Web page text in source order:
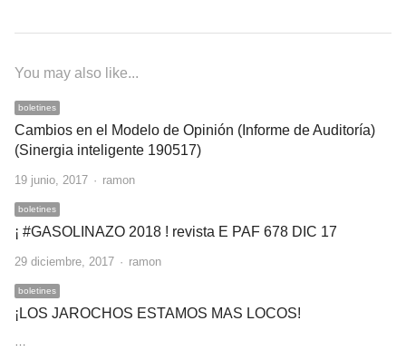
You may also like...
boletines
Cambios en el Modelo de Opinión (Informe de Auditoría)
(Sinergia inteligente 190517)
19 junio, 2017 Author
ramon
boletines
¡ #GASOLINAZO 2018 ! revista E PAF 678 DIC 17
29 diciembre, 2017 Author
ramon
boletines
¡LOS JAROCHOS ESTAMOS MAS LOCOS!